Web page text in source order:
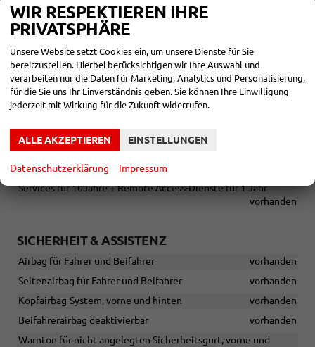
INFOTAINMENT & KOMMUNIKATION
Volldigitales Kombiinstrument mit 8"-TFT-Display
vorhanden
Infotainmentsystem mit 8,25"-Display
vorhanden
Digitaler Radioempfang DAB+
Audio-Streaming
USB-C-Schnittstelle
SEAT CONNECT - Safety & Service + Fernzugriff, Safety-
Services für 10Jahre + Remote Access-Dienste für 1 Jahr
vorhanden
SICHERHEIT & ASSISTENZ
Airbag für Fahrer und Beifahrer
vorhanden
Seitenairbag für Fahrer und Beifahrer
vorhanden
Kopfairbag-System, vorne und hinten
vorhanden
Beifahrerairbag deaktivierbar
vorhanden
Warnton für nicht angelegten Sicherheitsgurt, vorne und
WIR RESPEKTIEREN IHRE
PRIVATSPHÄRE
Unsere Website setzt Cookies ein, um unsere Dienste für Sie
bereitzustellen. Hierbei berücksichtigen wir Ihre Auswahl und
verarbeiten nur die Daten für Marketing, Analytics und Personalisierung,
für die Sie uns Ihr Einverständnis geben. Sie können Ihre Einwilligung
jederzeit mit Wirkung für die Zukunft widerrufen.
ALLE AKZEPTIEREN EINSTELLUNGEN
Datenschutzerklärung Impressum